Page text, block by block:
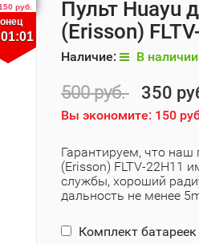
руб.
Пульт Huayu
(Erisson)
Наличие: В наличии
500 руб. 350
Вы экономите: 150
Гарантируем, что наш
(Erisson) FLTV-22H11
службы, хороший
дальность не менее
Комплект батареек